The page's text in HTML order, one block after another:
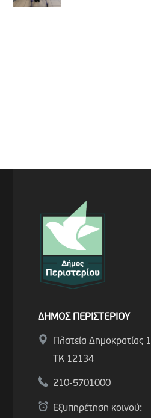
ΔΗΜΟΣ ΠΕΡΙΣΤΕΡΙΟΥ
Πλατεία Δημοκρατίας 1
ΤΚ 12134
210-5701000
Εξυπηρέτηση κοινού: